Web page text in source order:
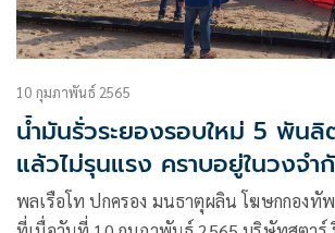
10 กุมภาพันธ์ 2565
น้ำมันรั่วระยองรอบใหม่ 5 พันลิ
แล้วไม่รุนแรง คราบอยู่ในวงจำ
พลเรือโท ปกครอง มนธาตุผลิน โฆษกกองทัพเรือ ชี้แจงข่าวกรณี